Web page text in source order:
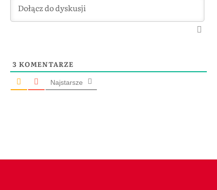
3 KOMENTARZE
Najstarsze